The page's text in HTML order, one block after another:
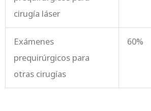
cirugía láser
Exámenes
prequirúrgicos para
otras cirugías
60%